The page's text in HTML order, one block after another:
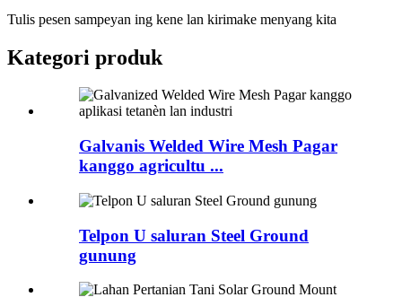
Tulis pesen sampeyan ing kene lan kirimake menyang kita
Kategori produk
Galvanis Welded Wire Mesh Pagar
kanggo agricultu ...
Telpon U saluran Steel Ground
gunung